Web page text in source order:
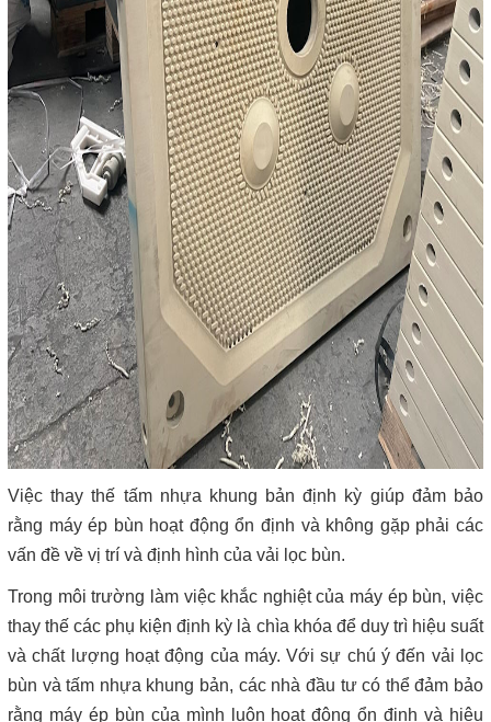
Việc thay thế tấm nhựa khung bản định kỳ giúp đảm bảo
rằng máy ép bùn hoạt động ổn định và không gặp phải các
vấn đề về vị trí và định hình của vải lọc bùn.
Trong môi trường làm việc khắc nghiệt của máy ép bùn, việc
thay thế các phụ kiện định kỳ là chìa khóa để duy trì hiệu suất
và chất lượng hoạt động của máy. Với sự chú ý đến vải lọc
bùn và tấm nhựa khung bản, các nhà đầu tư có thể đảm bảo
rằng máy ép bùn của mình luôn hoạt động ổn định và hiệu